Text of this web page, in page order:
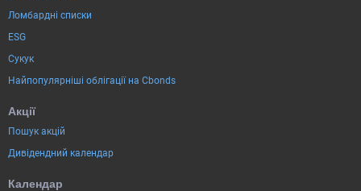
Ломбардні списки
ESG
Сукук
Найпопулярніші облігації на Cbonds
Акції
Пошук акцій
Дивідендний календар
Календар